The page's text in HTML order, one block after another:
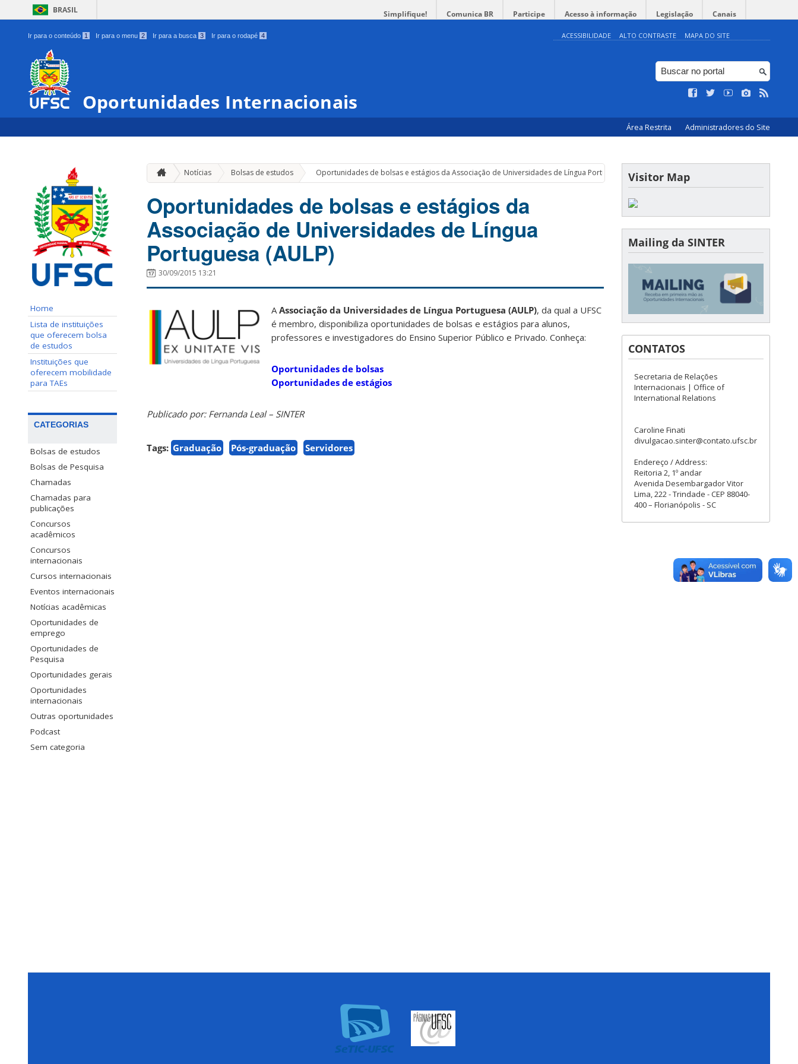
BRASIL Simplifique! Comunica BR Participe Acesso à informação Legislação Canais
Ir para o conteúdo 1 Ir para o menu 2 Ir para a busca 3 Ir para o rodapé 4 ACESSIBILIDADE ALTO CONTRASTE MAPA DO SITE
Oportunidades Internacionais
Área Restrita Administradores do Site
Home
Lista de instituições
que oferecem bolsa
de estudos
Instituições que
oferecem mobilidade
para TAEs
CATEGORIAS
Bolsas de estudos
Bolsas de Pesquisa
Chamadas
Chamadas para
publicações
Concursos
acadêmicos
Concursos
internacionais
Cursos internacionais
Eventos internacionais
Notícias acadêmicas
Oportunidades de
emprego
Oportunidades de
Pesquisa
Oportunidades gerais
Oportunidades
internacionais
Outras oportunidades
Podcast
Sem categoria
Notícias Bolsas de estudos » Oportunidades de bolsas e estágios da Associação de Universidades de Língua Portuguesa (AULP)
Oportunidades de bolsas e estágios da
Associação de Universidades de Língua
Portuguesa (AULP)
30/09/2015 13:21
AAssociação da Universidades de Língua Portuguesa (AULP), da qual a UFSC
é membro, disponibiliza oportunidades de bolsas e estágios para alunos,
professores e investigadores do Ensino Superior Público e Privado. Conheça:
Oportunidades de bolsas
Oportunidades de estágios
Publicado por: Fernanda Leal – SINTER
Tags: Graduação Pós-graduação Servidores
Visitor Map
Mailing da SINTER
CONTATOS
Secretaria de Relações
Internacionais | Office of
International Relations
Caroline Finati
divulgacao.sinter@contato.ufsc.br
Endereço / Address:
Reitoria 2, 1º andar
Avenida Desembargador Vitor
Lima, 222 - Trindade - CEP 88040-
400 – Florianópolis - SC